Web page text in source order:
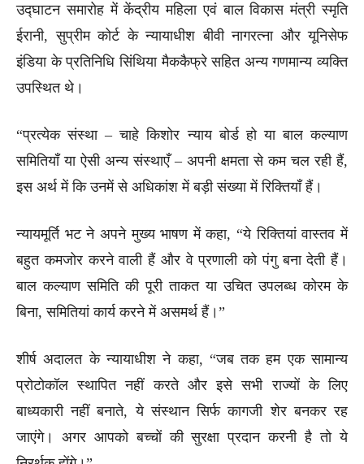
उद्घाटन समारोह में केंद्रीय महिला एवं बाल विकास मंत्री स्मृति
ईरानी, ​​सुप्रीम कोर्ट के न्यायाधीश बीवी नागरत्ना और यूनिसेफ
इंडिया के प्रतिनिधि सिंथिया मैककैफ्रे सहित अन्य गणमान्य व्यक्ति
उपस्थित थे।
“प्रत्येक संस्था – चाहे किशोर न्याय बोर्ड हो या बाल कल्याण
समितियाँ या ऐसी अन्य संस्थाएँ – अपनी क्षमता से कम चल रही हैं,
इस अर्थ में कि उनमें से अधिकांश में बड़ी संख्या में रिक्तियाँ हैं।
न्यायमूर्ति भट ने अपने मुख्य भाषण में कहा, “ये रिक्तियां वास्तव में
बहुत कमजोर करने वाली हैं और वे प्रणाली को पंगु बना देती हैं।
बाल कल्याण समिति की पूरी ताकत या उचित उपलब्ध कोरम के
बिना, समितियां कार्य करने में असमर्थ हैं।”
शीर्ष अदालत के न्यायाधीश ने कहा, “जब तक हम एक सामान्य
प्रोटोकॉल स्थापित नहीं करते और इसे सभी राज्यों के लिए
बाध्यकारी नहीं बनाते, ये संस्थान सिर्फ कागजी शेर बनकर रह
जाएंगे। अगर आपको बच्चों की सुरक्षा प्रदान करनी है तो ये